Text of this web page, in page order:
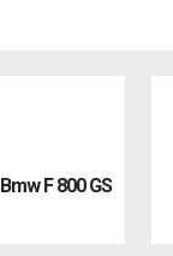
Bmw F 800 GS